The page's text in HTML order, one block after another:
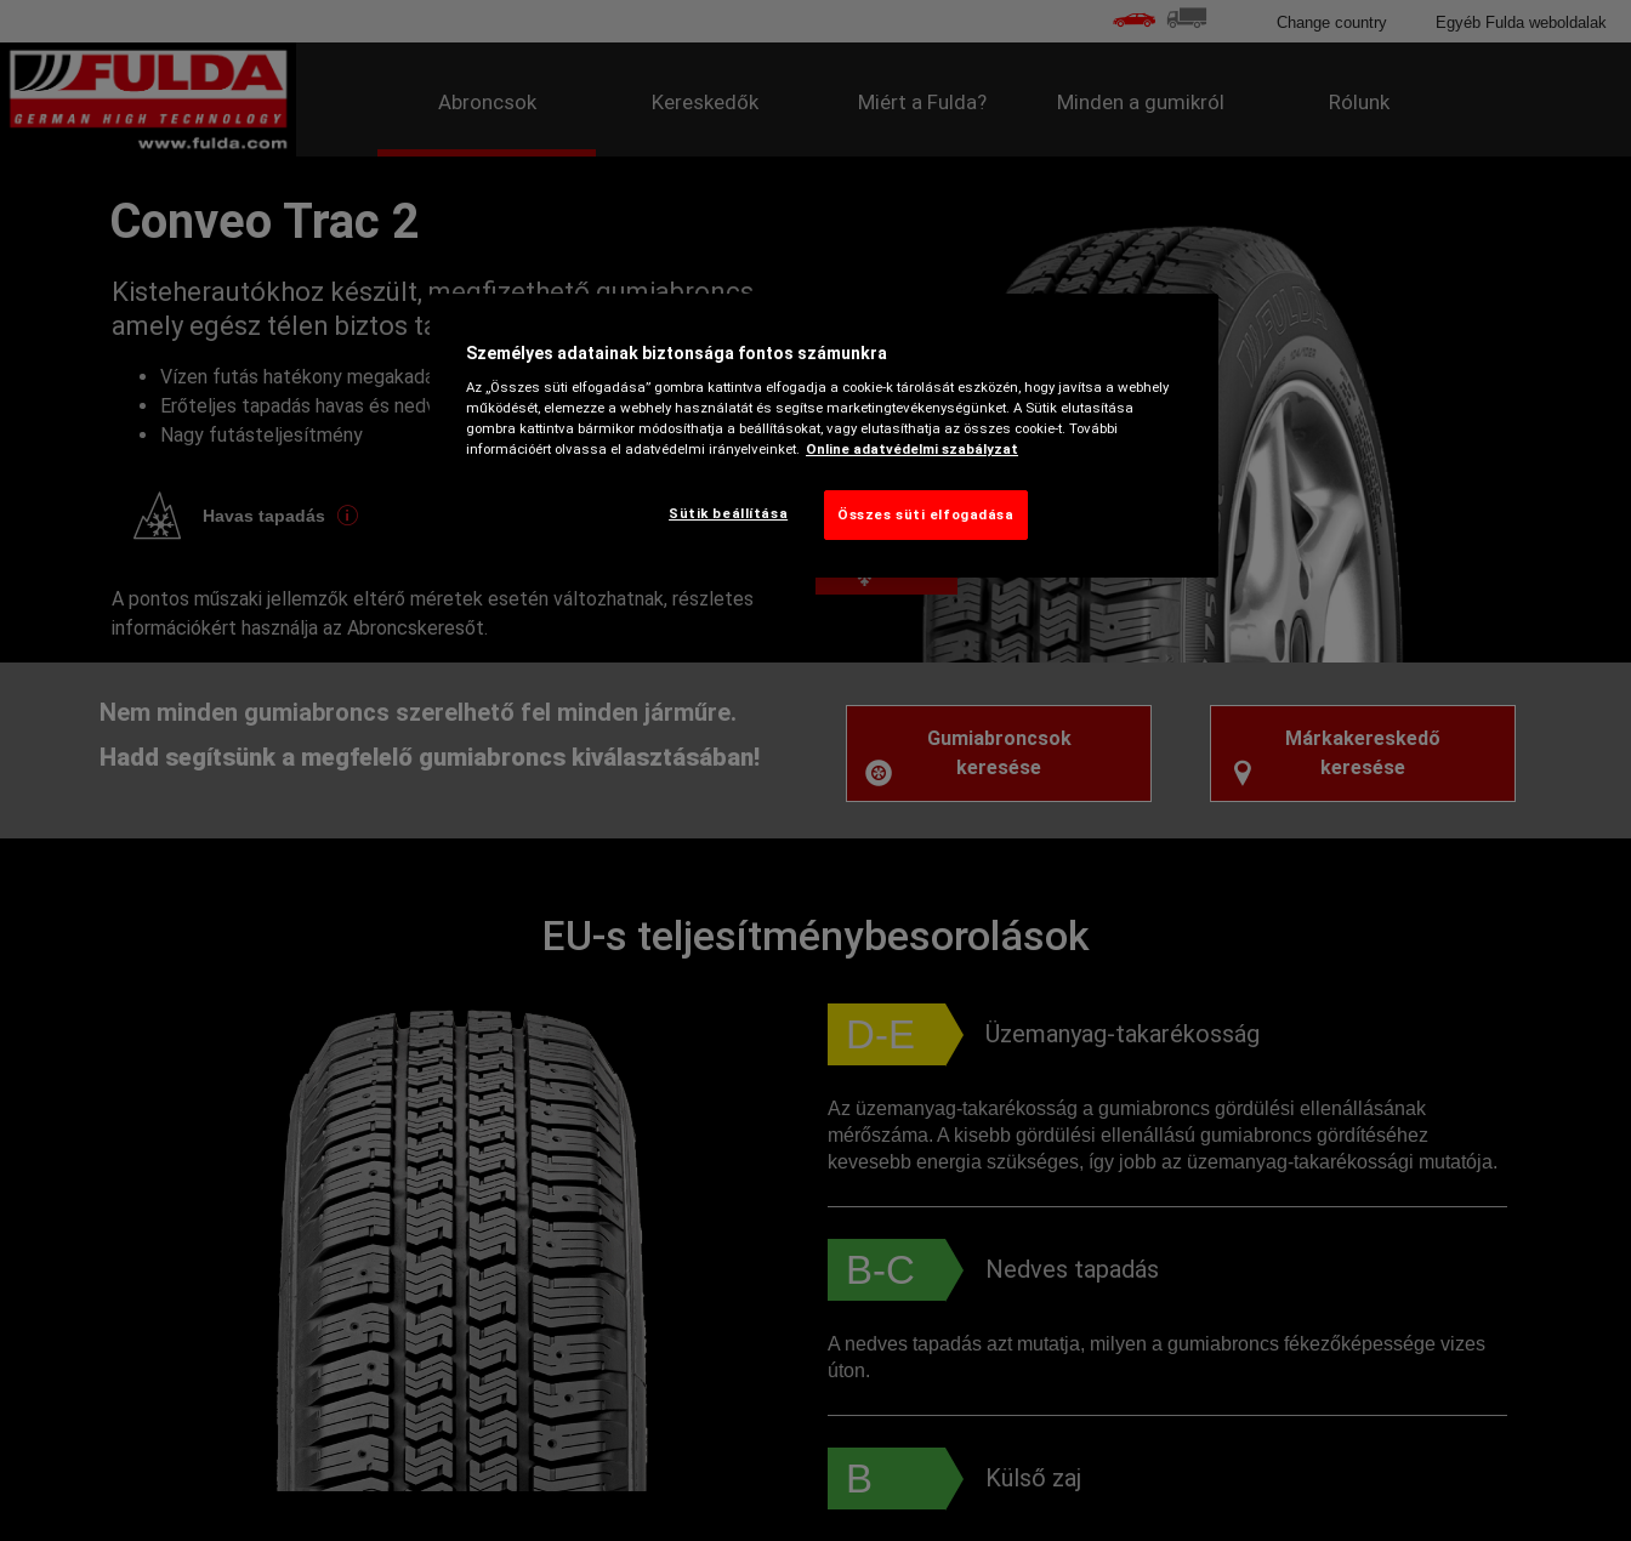
Abroncsok Kereskedők Miért a Fulda? Minden a gumikról Rólunk
Change country Egyéb Fulda weboldalak
Conveo Trac 2
Kisteherautókhoz készült, megfizethető gumiabroncs,
amely egész télen biztos társ az utakon
Vízen futás hatékony megakadályozása
Erőteljes tapadás havas és nedves utakon
Nagy futásteljesítmény
Havas tapadás
A pontos műszaki jellemzők eltérő méretek esetén változhatnak, részletes
információkért használja az Abroncskeresőt.
Nem minden gumiabroncs szerelhető fel minden járműre.
Hadd segítsünk a megfelelő gumiabroncs kiválasztásában!
Gumiabroncsok
keresése
Márkakereskedő
keresése
EU-s teljesítménybesorolások
D-E Üzemanyag-takarékosság
Az üzemanyag-takarékosság a gumiabroncs gördülési ellenállásának
mérőszáma. A kisebb gördülési ellenállású gumiabroncs gördítéséhez
kevesebb energia szükséges, így jobb az üzemanyag-takarékossági mutatója.
B-C Nedves tapadás
A nedves tapadás azt mutatja, milyen a gumiabroncs fékezőképessége vizes
úton.
B Külső zaj
Személyes adatainak biztonsága fontos számunkra
Az „Összes süti elfogadása” gombra kattintva elfogadja a cookie-k tárolását eszközén, hogy javítsa a webhely
működését, elemezze a webhely használatát és segítse marketingtevékenységünket. A Sütik elutasítása
gombra kattintva bármikor módosíthatja a beállításokat, vagy elutasíthatja az összes cookie-t. További
információért olvassa el adatvédelmi irányelveinket. Online adatvédelmi szabályzat
Sütik beállítása Összes süti elfogadása